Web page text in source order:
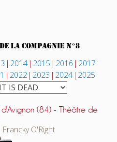
LA COMPAGNIE N°8
2014 2015 2016 2017
2022 2023 2024 2025
d'Avignon (84) - Théâtre de
Francky O'Right